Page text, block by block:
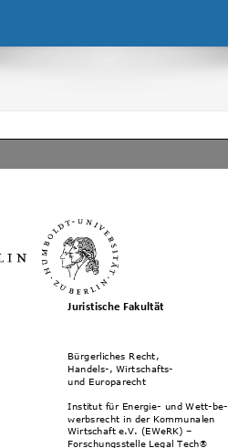
Juristische Fakultät
Bürgerliches Recht,
Handels-, Wirtschafts-
und Europarecht
Institut für Energie- und Wett-be-
werbsrecht in der Kommunalen
Wirtschaft e.V. (EWeRK) –
Forschungsstelle Legal Tech